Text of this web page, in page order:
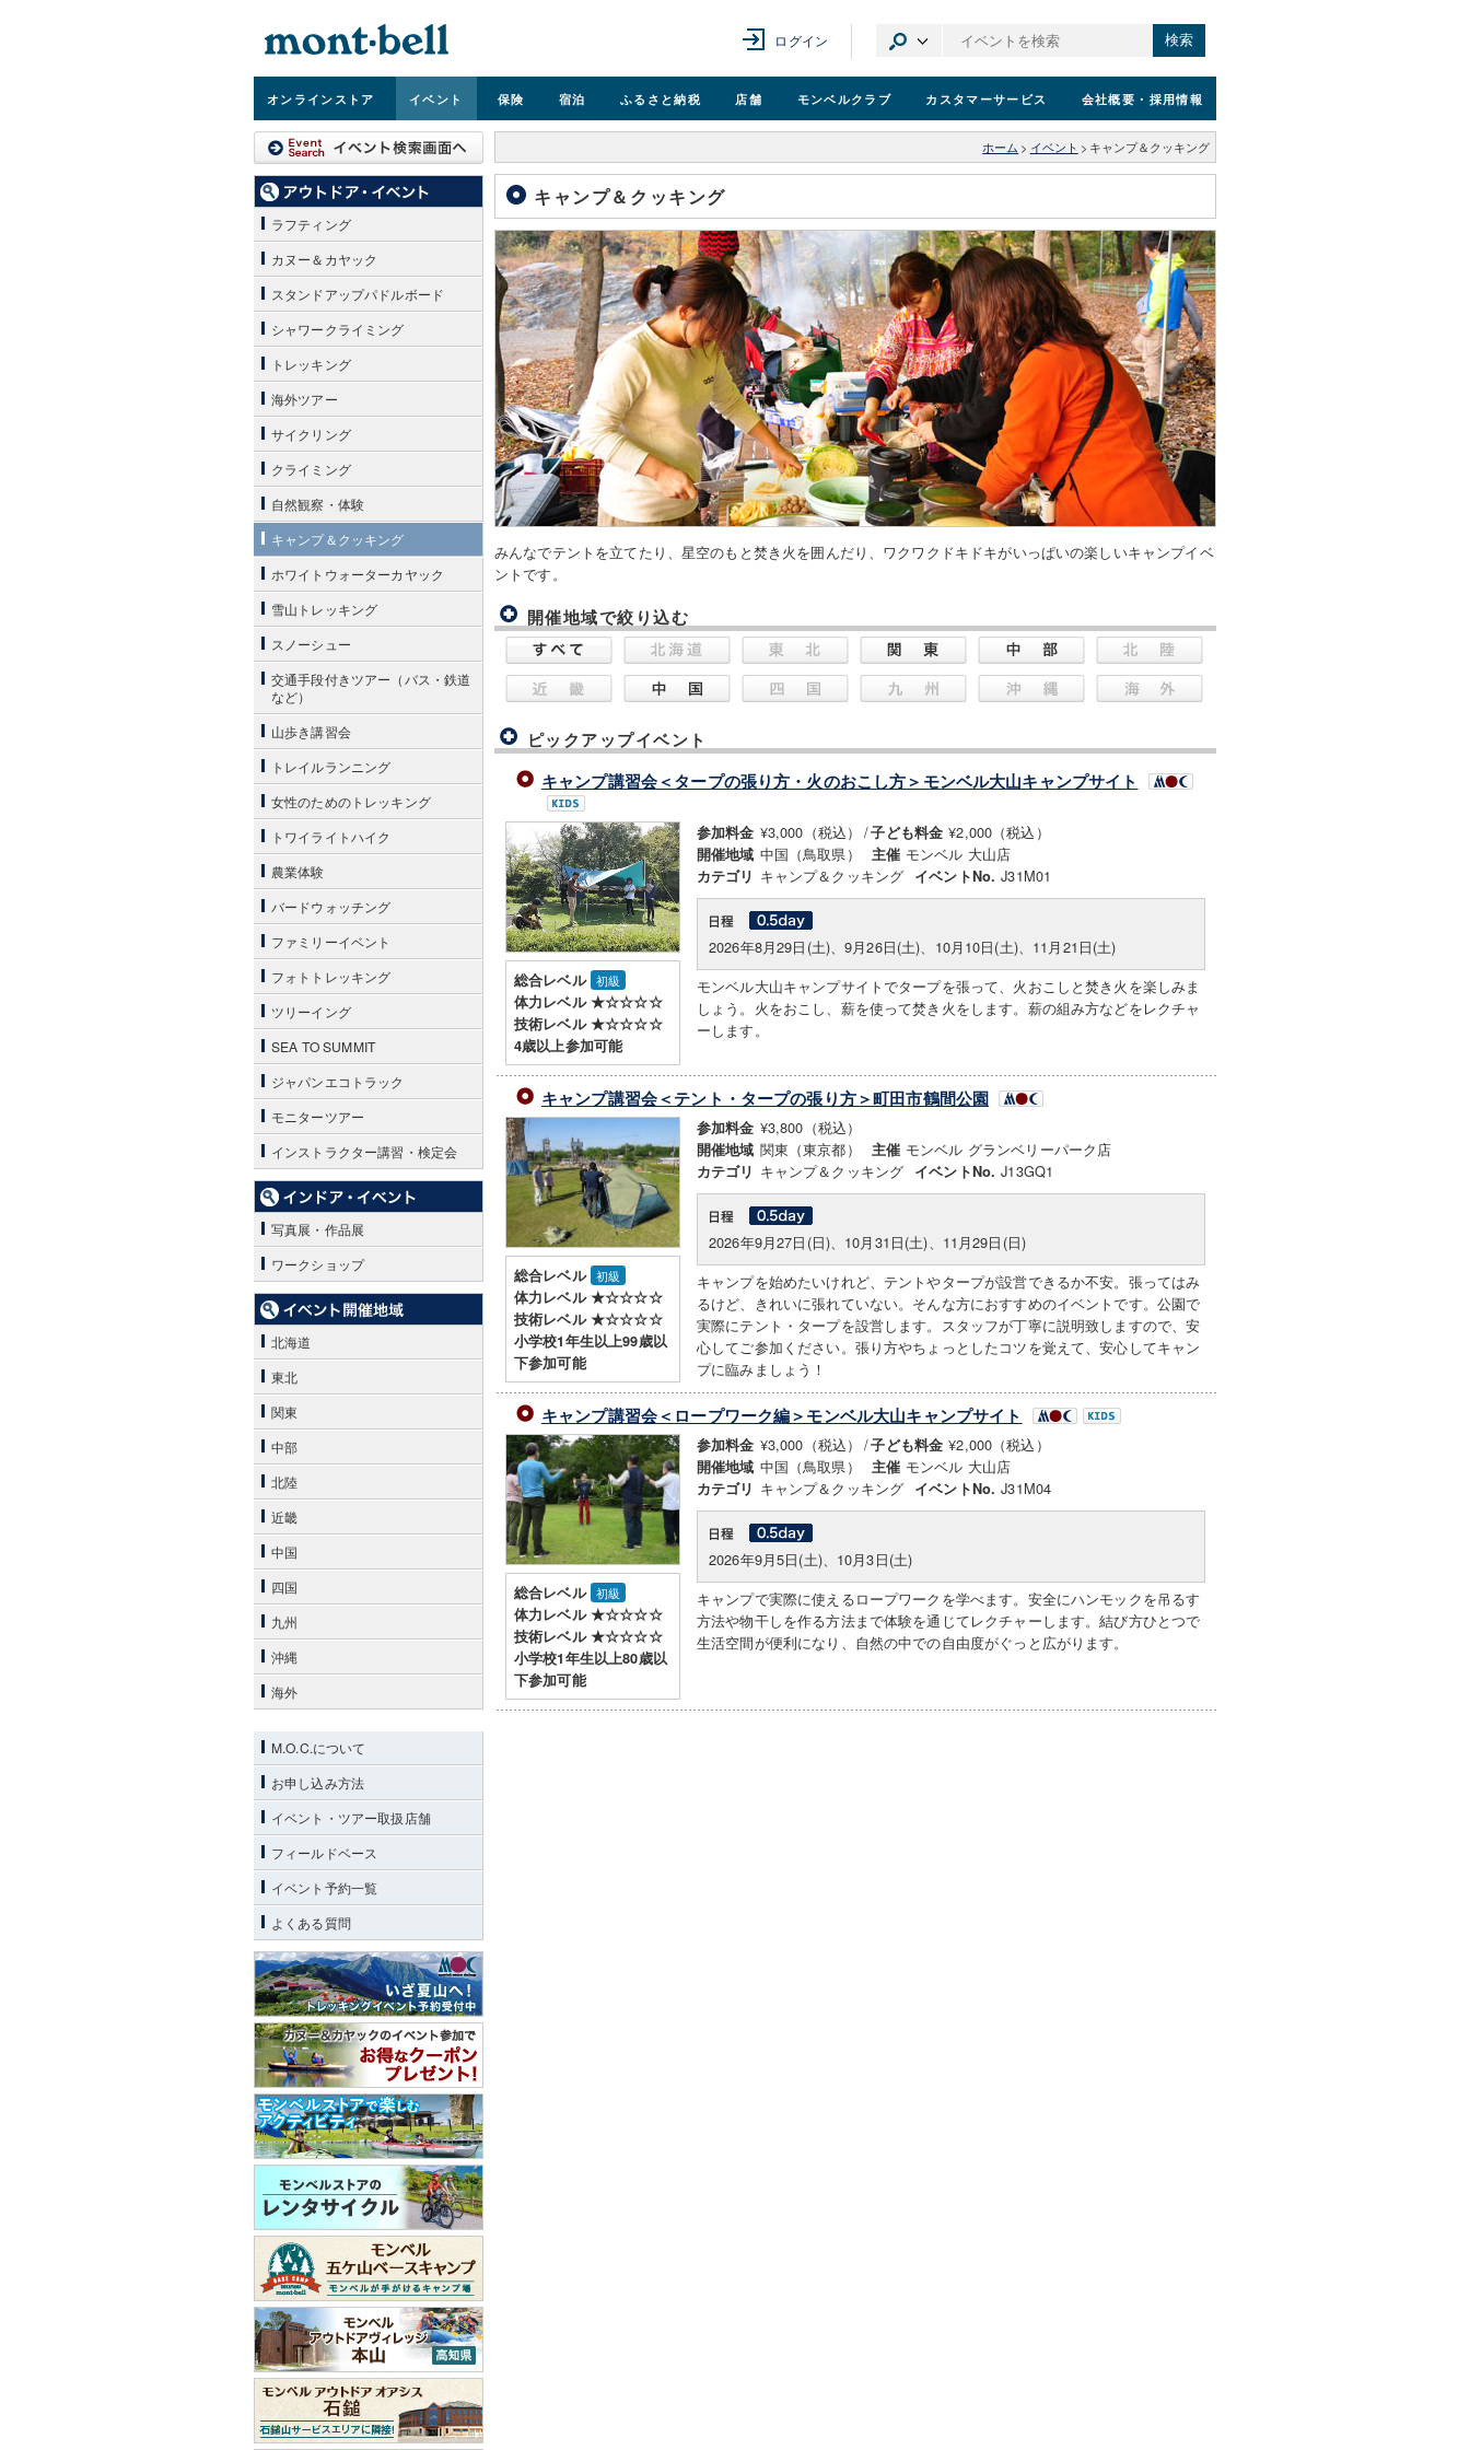
ログイン 検索
オンラインストア イベント 保険 宿泊 ふるさと納税 店舗 モンベルクラブ カスタマーサービス 会社概要 ・採用情報
ホーム > イベント > キャンプ＆クッキング
キャンプ＆クッキング
みんなでテントを立てたり、星空のもと焚き火を囲んだり、ワクワクドキドキがいっぱいの楽しいキャンプイベ
ントです。
開催地域で絞り込む
ピックアップイベント
キャンプ講習会＜タープの張り方・火のおこし方＞モンベル大山キャンプサイト
総合レベル 初級
体力レベル ★☆☆☆☆
技術レベル ★☆☆☆☆
4歳以上参加可能
参加料金 ¥3,000（税込） /子ども料金 ¥2,000（税込）
開催地域 中国（鳥取県） 主催 モンベル 大山店
カテゴリ キャンプ＆クッキング イベントNo. J31M01
2026年8月29日(土)、9月26日(土)、10月10日(土)、11月21日(土)
モンベル大山キャンプサイトでタープを張って、火おこしと焚き火を楽しみま
しょう。火をおこし、薪を使って焚き火をします。薪の組み方などをレクチャ
ーします。
キャンプ講習会＜テント・タープの張り方＞町田市鶴間公園
総合レベル 初級
体力レベル ★☆☆☆☆
技術レベル ★☆☆☆☆
小学校1年生以上99歳以
下参加可能
参加料金 ¥3,800（税込）
開催地域 関東（東京都） 主催 モンベル グランベリーパーク店
カテゴリ キャンプ＆クッキング イベントNo. J13GQ1
2026年9月27日(日)、10月31日(土)、11月29日(日)
キャンプを始めたいけれど、テントやタープが設営できるか不安。張ってはみ
るけど、きれいに張れていない。そんな方におすすめのイベントです。公園で
実際にテント・タープを設営します。スタッフが丁寧に説明致しますので、安
心してご参加ください。張り方やちょっとしたコツを覚えて、安心してキャン
プに臨みましょう！
キャンプ講習会＜ロープワーク編＞モンベル大山キャンプサイト
総合レベル 初級
体力レベル ★☆☆☆☆
技術レベル ★☆☆☆☆
小学校1年生以上80歳以
下参加可能
参加料金 ¥3,000（税込） /子ども料金 ¥2,000（税込）
開催地域 中国（鳥取県） 主催 モンベル 大山店
カテゴリ キャンプ＆クッキング イベントNo. J31M04
2026年9月5日(土)、10月3日(土)
キャンプで実際に使えるロープワークを学べます。安全にハンモックを吊るす
方法や物干しを作る方法まで体験を通じてレクチャーします。結び方ひとつで
生活空間が便利になり、自然の中での自由度がぐっと広がります。
ラフティング
カヌー＆カヤック
スタンドアップパドルボード
シャワークライミング
トレッキング
海外ツアー
サイクリング
クライミング
自然観察・体験
キャンプ＆クッキング
ホワイトウォーターカヤック
雪山トレッキング
スノーシュー
交通手段付きツアー（バス・鉄道
など）
山歩き講習会
トレイルランニング
女性のためのトレッキング
トワイライトハイク
農業体験
バードウォッチング
ファミリーイベント
フォトトレッキング
ツリーイング
SEA TO SUMMIT
ジャパンエコトラック
モニターツアー
インストラクター講習・検定会
写真展・作品展
ワークショップ
北海道
東北
関東
中部
北陸
近畿
中国
四国
九州
沖縄
海外
M.O.C.について
お申し込み方法
イベント・ツアー取扱店舗
フィールドベース
イベント予約一覧
よくある質問